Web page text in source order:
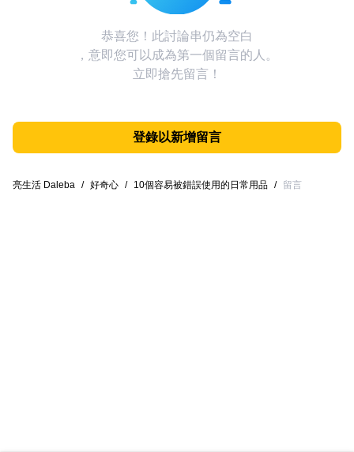
恭喜您！此討論串仍為空白
，意即您可以成為第一個留言的人。
立即搶先留言！
登錄以新增留言
亮生活 Daleba / 好奇心 / 10個容易被錯誤使用的日常用品 / 留言